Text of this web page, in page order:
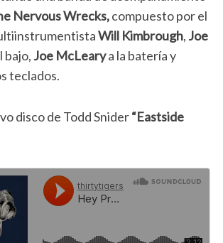
Nervous Wrecks,compuesto por el
Will Kimbrough, Joe
bajo, Joe McLearya la batería y
teclados.
disco de Todd Snider“Eastside